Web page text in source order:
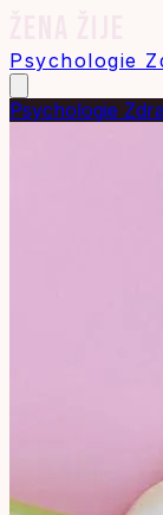
Psychologie
Psychologie